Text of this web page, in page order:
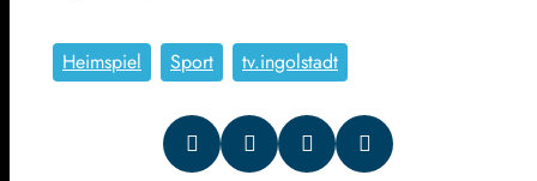
Heimspiel Sport tv.ingolstadt